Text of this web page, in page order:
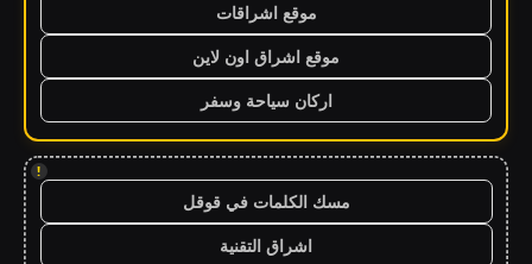
موقع اشراقات
موقع اشراق اون لاين
اركان سياحة وسفر
!
مسك الكلمات في قوقل
اشراق التقنية